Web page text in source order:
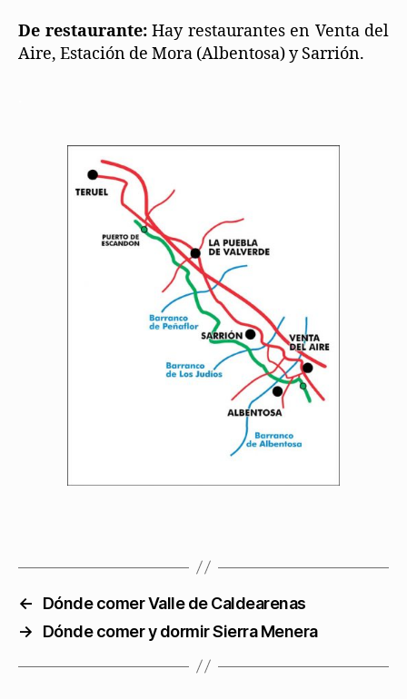
De restaurante:Hay restaurantes en Venta del
Aire, Estación de Mora (Albentosa) y Sarrión.
←
Dónde comer Valle de Caldearenas
→
Dónde comer y dormir Sierra Menera